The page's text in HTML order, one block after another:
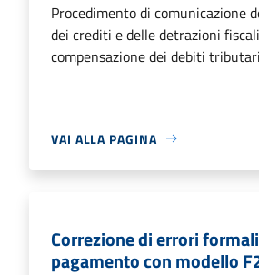
Procedimento di comunicazione
dei crediti e delle detrazioni
compensazione dei debiti tributari
VAI ALLA PAGINA
Correzione di errori
pagamento con modello